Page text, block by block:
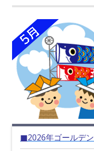
■2026年ゴールデ